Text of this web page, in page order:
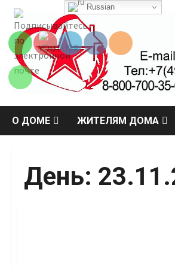
Перейти
содержимому
О ДОМЕ ЖИТЕЛЯМ ДОМА
День:
Russian
Set Youtube
Channel ID